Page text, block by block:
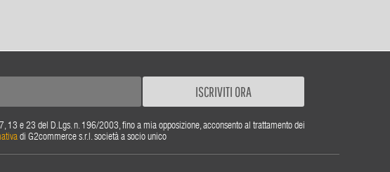
ISCRIVITI ORA
13 e 23 del D.Lgs. n. 196/2003, fino a mia opposizione, acconsento al trattamento dei
di G2commerce s.r.l. società a socio unico